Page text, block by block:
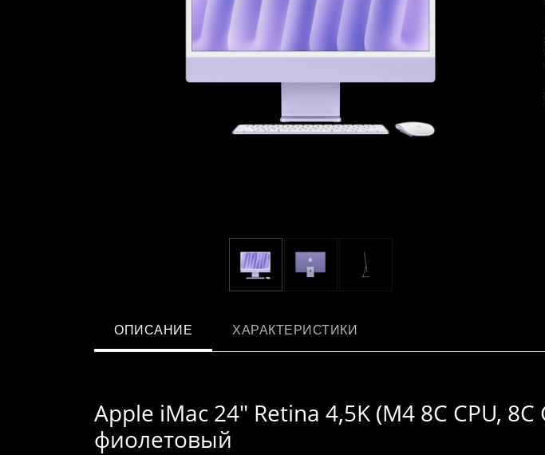
ОПИСАНИЕ ХАРАКТЕРИСТИКИ
Apple iMac 24" Retina 4,5K (M4 8C CPU, 8C
фиолетовый